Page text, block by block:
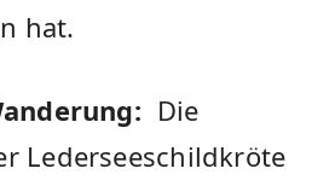
hat.
⁤ Die
Lederseeschildkröte